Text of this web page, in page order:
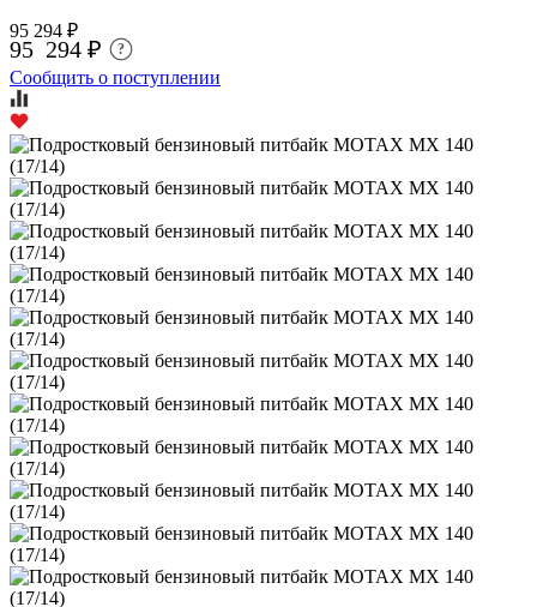
95 294 ₽
95 294 ₽ ?
Сообщить о поступлении